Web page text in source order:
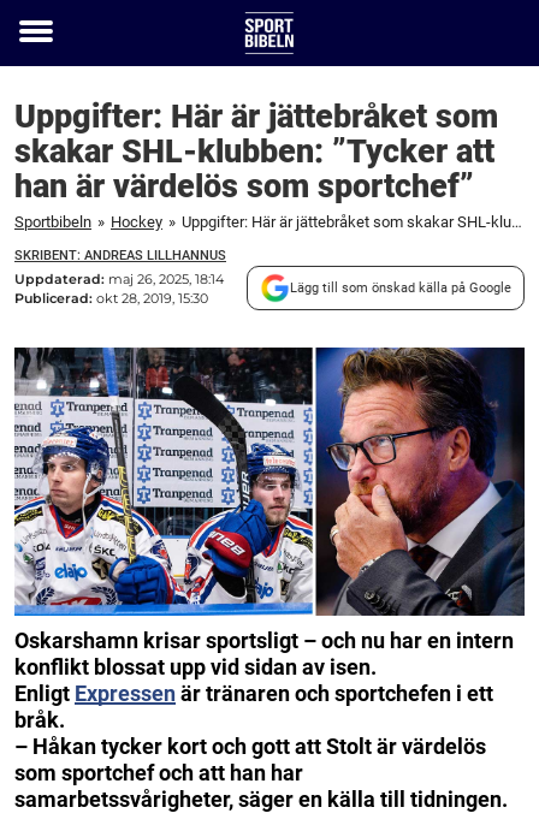
Toggle
Uppgifter: Här är jättebråket som
skakar SHL-klubben: ”Tycker att
han är värdelös som sportchef”
Sportbibeln » Hockey » Uppgifter: Här är jättebråket som skakar SHL-klubben: ”Tycker att han är värdelös som sportchef”
SKRIBENT: ANDREAS LILLHANNUS
Uppdaterad: maj 26, 2025, 18:14
Publicerad: okt 28, 2019, 15:30
Lägg till som önskad källa på Google
Oskarshamn krisar sportsligt – och nu har en intern
konflikt blossat upp vid sidan av isen.
Enligt Expressenär tränaren och sportchefen i ett
bråk.
– Håkan tycker kort och gott att Stolt är värdelös
som sportchef och att han har
samarbetssvårigheter, säger en källa till tidningen.